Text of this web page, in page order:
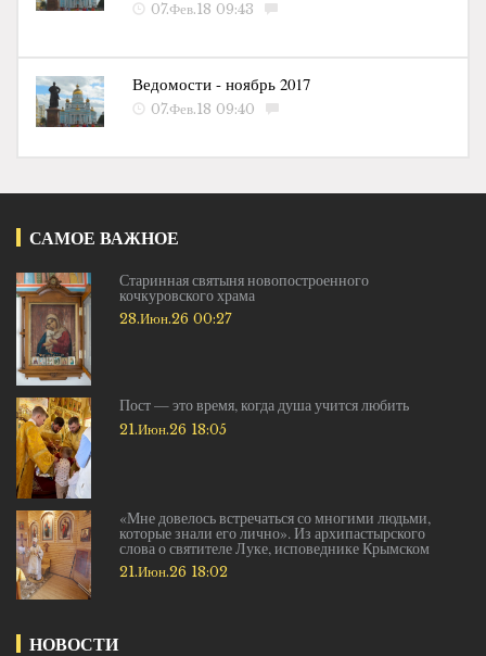
07.Фев.18 09:43
Ведомости - ноябрь 2017
07.Фев.18 09:40
САМОЕ ВАЖНОЕ
Старинная святыня новопостроенного
кочкуровского храма
28.Июн.26 00:27
Пост — это время, когда душа учится любить
21.Июн.26 18:05
«Мне довелось встречаться со многими людьми,
которые знали его лично». Из архипастырского
слова о святителе Луке, исповеднике Крымском
21.Июн.26 18:02
НОВОСТИ